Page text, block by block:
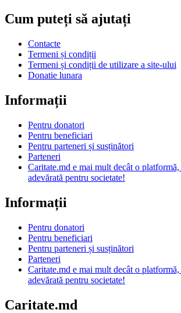
Cum puteți să ajutați
Contacte
Termeni și condiții
Termeni și condiții de utilizare a site-ului
Donatie lunara
Informații
Pentru donatori
Pentru beneficiari
Pentru parteneri și susținători
Parteneri
Caritate.md e mai mult decât o
adevărată pentru societate!
Informații
Pentru donatori
Pentru beneficiari
Pentru parteneri și susținători
Parteneri
Caritate.md e mai mult decât o
adevărată pentru societate!
Caritate.md